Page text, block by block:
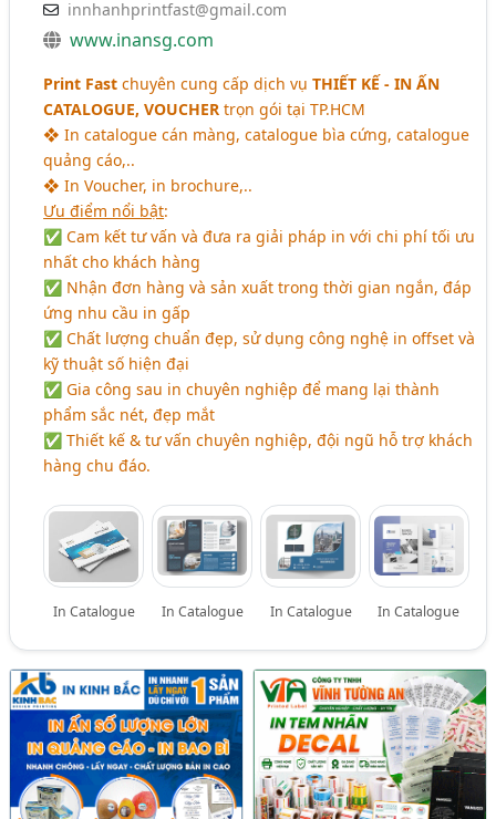
innhanhprintfast@gmail.com
www.inansg.com
Print Fastchuyên cung cấp dịch vụTHIẾT KẾ - IN ẤN
CATALOGUE, VOUCHER trọn gói tại TP.HCM
❖ In catalogue cán màng, catalogue bìa cứng, catalogue
quảng cáo,..
❖ In Voucher, in brochure,..
Ưu điểm nổi bật:
✅ Cam kết tư vấn và đưa ra giải pháp in với chi phí tối ưu
nhất cho khách hàng
✅ Nhận đơn hàng và sản xuất trong thời gian ngắn, đáp
ứng nhu cầu in gấp
✅ Chất lượng chuẩn đẹp, sử dụng công nghệ in offset và
kỹ thuật số hiện đại
✅ Gia công sau in chuyên nghiệp để mang lại thành
phẩm sắc nét, đẹp mắt
✅ Thiết kế & tư vấn chuyên nghiệp, đội ngũ hỗ trợ khách
hàng chu đáo.
In Catalogue In Catalogue In Catalogue In Catalogue